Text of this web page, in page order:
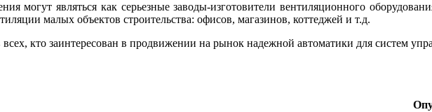
могут являться как серьезные заводы-изготовители вентиляционного
малых объектов строительства: офисов, магазинов, коттеджей и т.д.
кто заинтересован в продвижении на рынок надежной автоматики для систем